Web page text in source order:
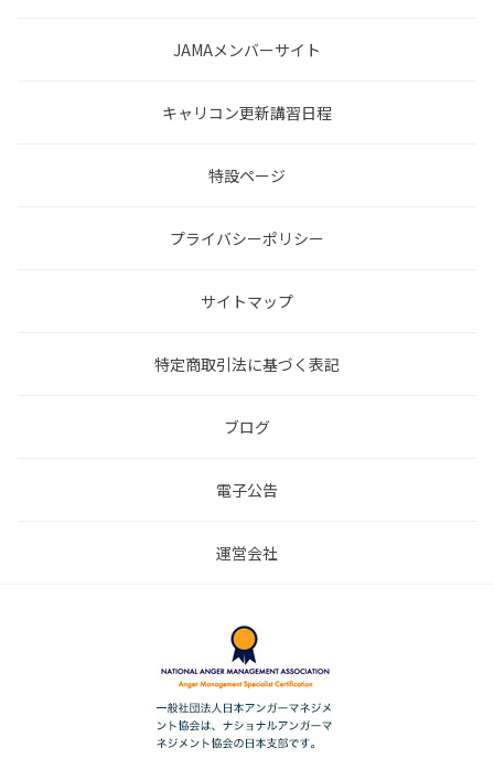
JAMAメンバーサイト
キャリコン更新講習日程
特設ページ
プライバシーポリシー
サイトマップ
特定商取引法に基づく表記
ブログ
電子公告
運営会社